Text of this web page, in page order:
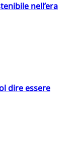
nell’era
dire essere